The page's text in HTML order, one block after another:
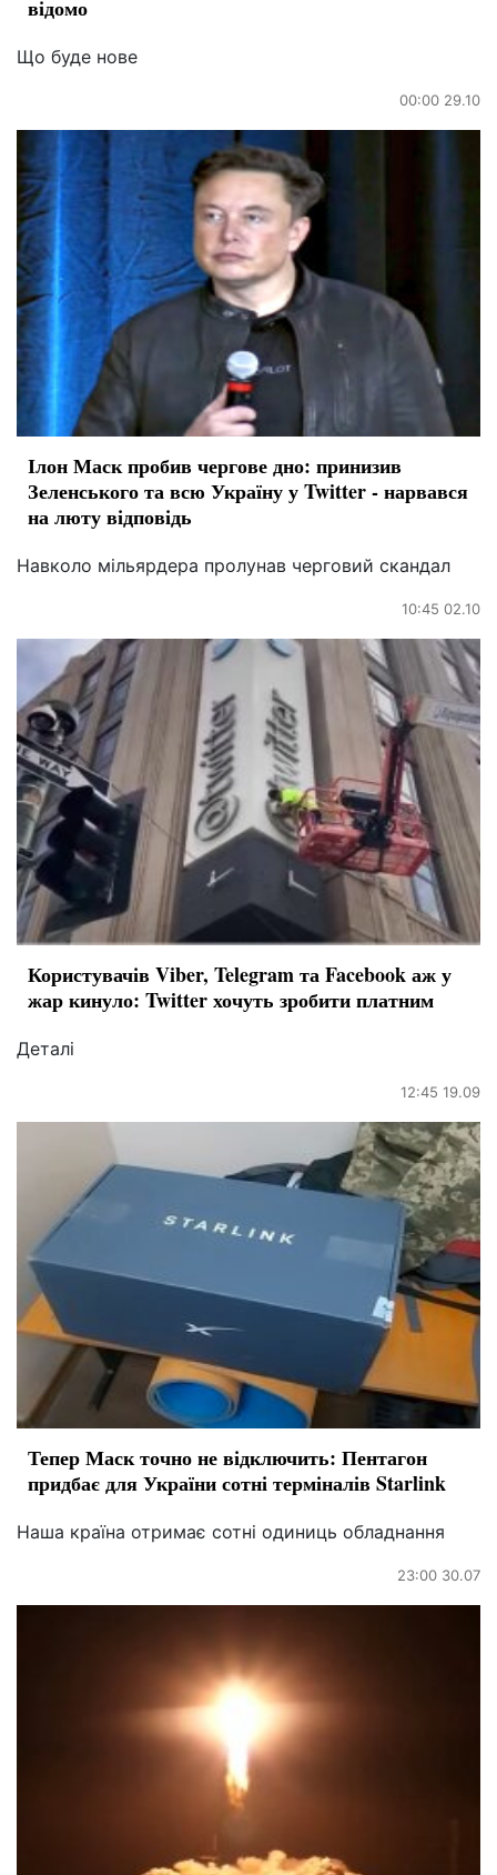
відомо
Що буде нове
00:00 29.10
Ілон Маск пробив чергове дно: принизив
Зеленського та всю Україну у Twitter - нарвався
на люту відповідь
Навколо мільярдера пролунав черговий скандал
10:45 02.10
Користувачів Viber, Telegram та Facebook аж у
жар кинуло: Twitter хочуть зробити платним
Деталі
12:45 19.09
Тепер Маск точно не відключить: Пентагон
придбає для України сотні терміналів Starlink
Наша країна отримає сотні одиниць обладнання
23:00 30.07